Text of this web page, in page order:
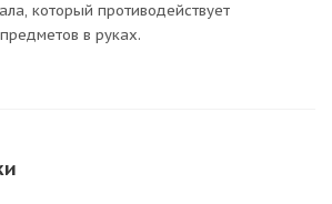
который противодействует
в руках.